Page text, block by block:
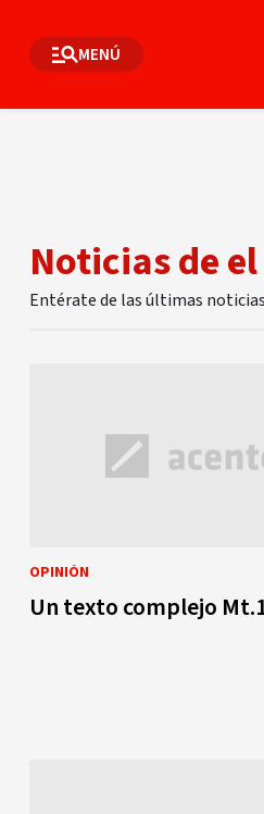
MENÚ
Noticias de
Entérate de las últimas
OPINIÓN
Un texto complejo